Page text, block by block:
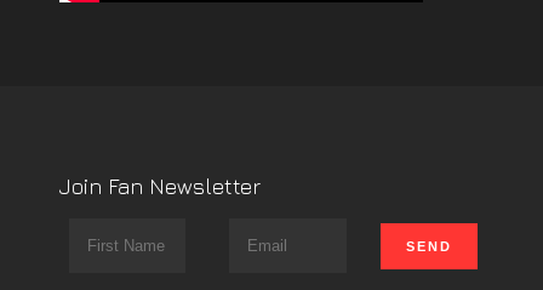
Join Fan Newsletter